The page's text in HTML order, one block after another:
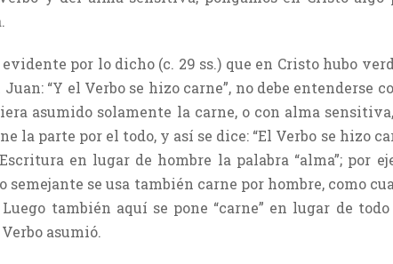
por lo dicho (c. 29 ss.) que en Cristo hubo
Juan: “Y el Verbo se hizo carne”, no debe
asumido solamente la carne, o con alma
la parte por el todo, y así se dice: “El Verbo se hizo
en lugar de hombre la palabra “alma”; por
semejante se usa también carne por hombre, como
Luego también aquí se pone “carne” en lugar de
asumió.